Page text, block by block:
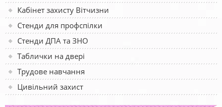
Кабінет захисту Вітчизни
Стенди для профспілки
Стенди ДПА та ЗНО
Таблички на двері
Трудове навчання
Цивільний захист